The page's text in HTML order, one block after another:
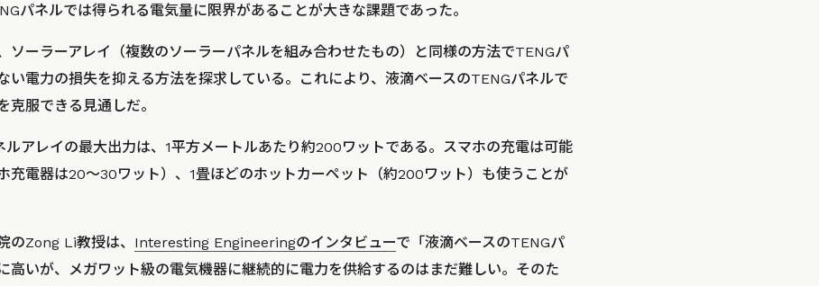
パネルでは得られる電気量に限界があることが大きな課題であった。
ソーラーアレイ（複数のソーラーパネルを組み合わせたもの）と同様の方法でTENGパ
い電力の損失を抑える方法を探求している。これにより、液滴ベースのTENGパネルで
克服できる見通しだ。
ルアレイの最大出力は、1平方メートルあたり約200ワットである。スマホの充電は可能
充電器は20〜30ワット）、1畳ほどのホットカーペット（約200ワット）も使うことが
のZong Li教授は、 Interesting Engineeringのインタビューで 「液滴ベースのTENGパ
高いが、メガワット級の電気機器に継続的に電力を供給するのはまだ難しい。そのた